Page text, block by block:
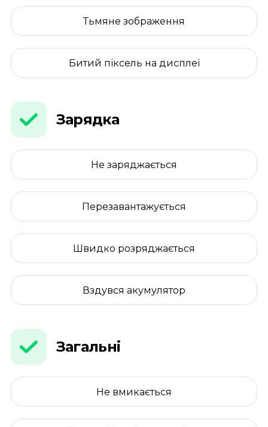
Тьмяне зображення
Битий піксель на дисплеї
Зарядка
Не заряджається
Перезавантажується
Швидко розряджається
Вздувся акумулятор
Загальні
Не вмикається